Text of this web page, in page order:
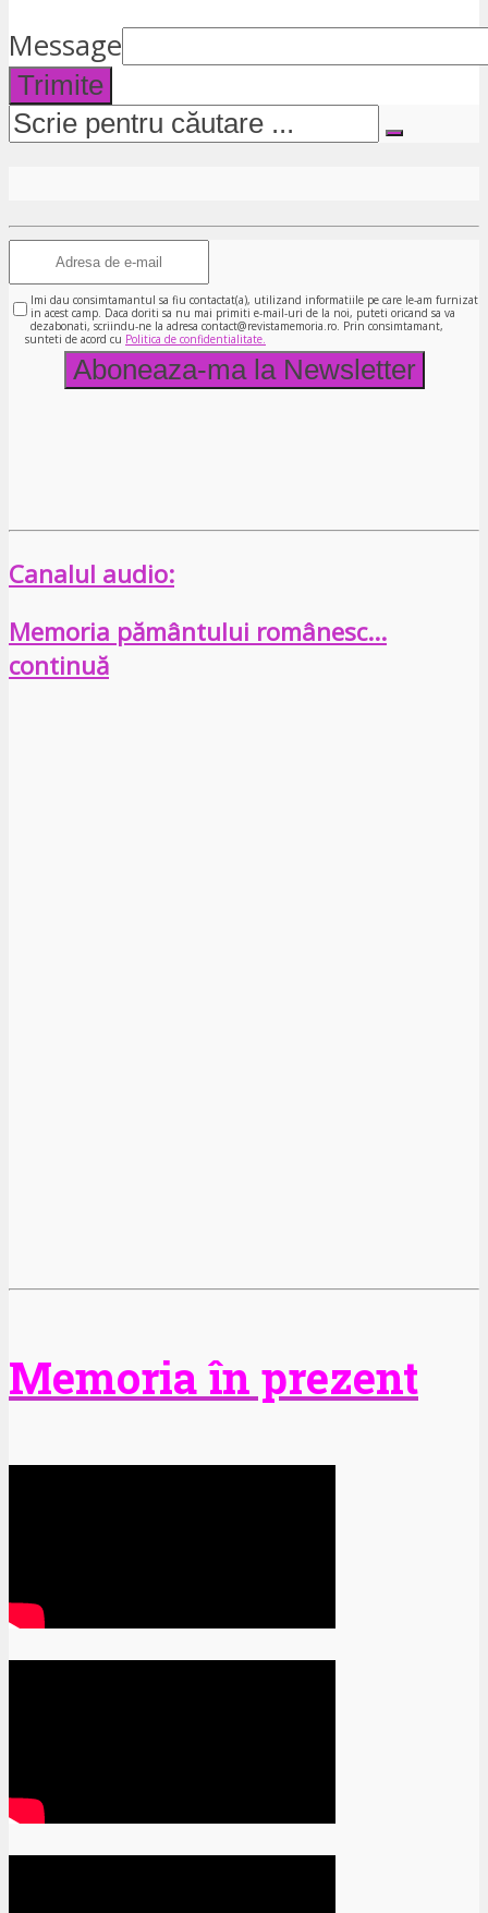
Message
Trimite
Imi dau consimtamantul sa fiu contactat(a), utilizand informatiile pe care le-am furnizat
in acest camp. Daca doriti sa nu mai primiti e-mail-uri de la noi, puteti oricand sa va
dezabonati, scriindu-ne la adresa contact@revistamemoria.ro. Prin consimtamant,
sunteti de acord cu Politica de confidentialitate.
Canalul audio:
Memoria pământului românesc…
continuă
Memoria în prezent